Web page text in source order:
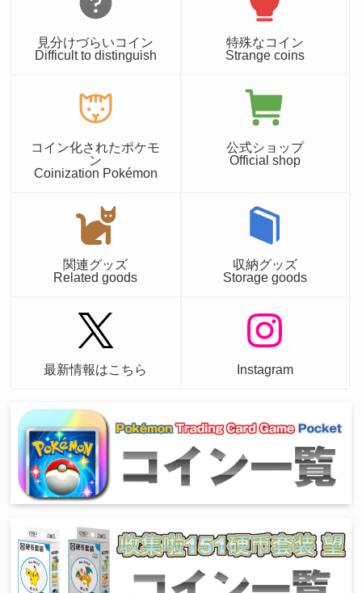
見分けづらいコイン
Difficult to distinguish
特殊なコイン
Strange coins
コイン化されたポケモ
ン
Coinization Pokémon
公式ショップ
Official shop
関連グッズ
Related goods
収納グッズ
Storage goods
最新情報はこちら Instagram